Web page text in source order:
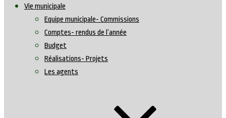
Vie municipale
Equipe municipale- Commissions
Comptes- rendus de l’année
Budget
Réalisations- Projets
Les agents